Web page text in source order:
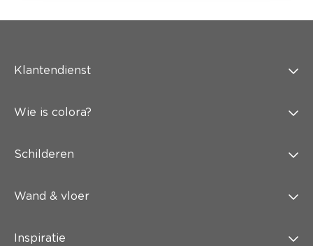
Klantendienst
Wie is colora?
Schilderen
Wand & vloer
Inspiratie